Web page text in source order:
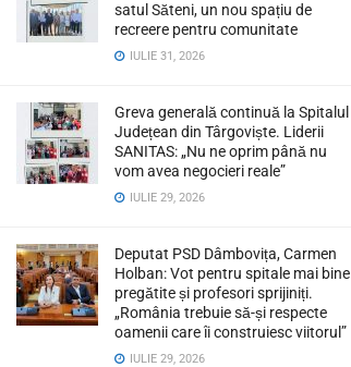
satul Săteni, un nou spațiu de
recreere pentru comunitate
IULIE 31, 2026
Greva generală continuă la Spitalul
Județean din Târgoviște. Liderii
SANITAS: „Nu ne oprim până nu
vom avea negocieri reale”
IULIE 29, 2026
Deputat PSD Dâmbovița, Carmen
Holban: Vot pentru spitale mai bine
pregătite și profesori sprijiniți.
„România trebuie să-și respecte
oamenii care îi construiesc viitorul”
IULIE 29, 2026